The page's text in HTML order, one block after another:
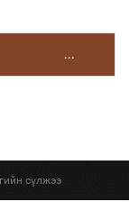
...
сүлжээ